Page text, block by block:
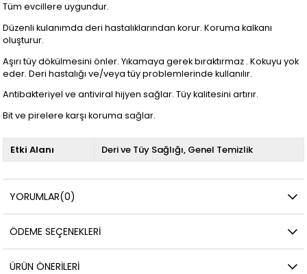
Tüm evcillere uygundur.
Düzenli kulanımda deri hastalıklarından korur. Koruma kalkanı
oluşturur.
Aşırı tüy dökülmesini önler. Yıkamaya gerek bıraktırmaz . Kokuyu yok
eder. Deri hastalığı ve/veya tüy problemlerinde kullanılır.
Antibakteriyel ve antiviral hijyen sağlar. Tüy kalitesini artırır.
Bit ve pirelere karşı koruma sağlar.
Etki Alanı Deri ve Tüy Sağlığı Genel Temizlik
YORUMLAR(0)
ÖDEME SEÇENEKLERI
ÜRÜN ÖNERILERI